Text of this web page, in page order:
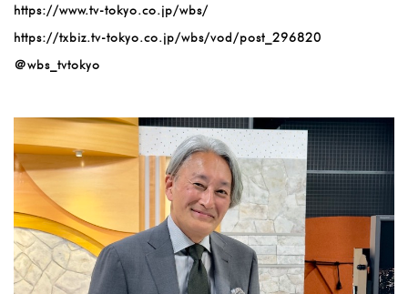
https://www.tv-tokyo.co.jp/wbs/
https://txbiz.tv-tokyo.co.jp/wbs/vod/post_296820
＠wbs_tvtokyo